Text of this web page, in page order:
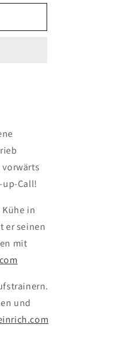
up-Call!
in
er seinen
mit
und